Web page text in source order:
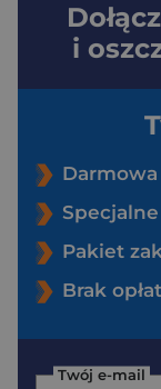
i
Darmowa
Pakiet
Brak
Twój e-mail